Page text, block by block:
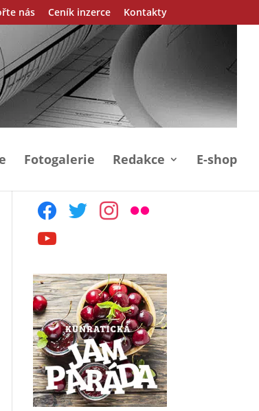
nás Ceník inzerce Kontakty
Fotogalerie Redakce E-shop
facebooktwitter instagram
flickr
youtube